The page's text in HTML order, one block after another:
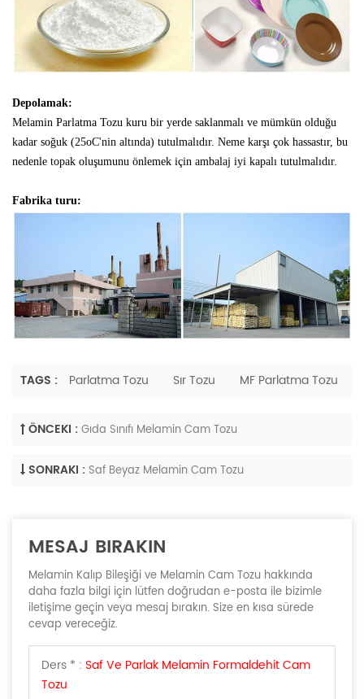
Depolamak:
Melamin Parlatma Tozu kuru bir yerde saklanmalı ve mümkün olduğu
kadar soğuk (25oC'nin altında) tutulmalıdır. Neme karşı çok hassastır, bu
nedenle topak oluşumunu önlemek için ambalaj iyi kapalı tutulmalıdır.
Fabrika turu:
TAGS : Parlatma Tozu Sır Tozu MF Parlatma Tozu
ÖNCEKI :Gıda Sınıfı Melamin Cam Tozu
SONRAKI : Saf Beyaz Melamin Cam Tozu
MESAJ BIRAKIN
Melamin Kalıp Bileşiği ve Melamin Cam Tozu hakkında
daha fazla bilgi için lütfen doğrudan e-posta ile bizimle
iletişime geçin veya mesaj bırakın. Size en kısa sürede
cevap vereceğiz.
Ders * : Saf Ve Parlak Melamin Formaldehit Cam
Tozu